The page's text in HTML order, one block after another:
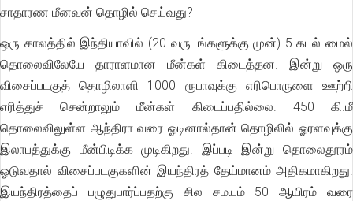
சாதாரண மீனவன் தொழில் செய்வது?
ஒரு காலத்தில் இந்தியாவில் (20 வருடங்களுக்கு முன்) 5 கடல் மைல்
தொலைவிலேயே தாராளமான மீன்கள் கிடைத்தன. இன்று ஒரு
விசைப்படகுத் தொழிலாளி 1000 ரூபாவுக்கு எரிபொருளை ஊற்றி
எரித்துச் சென்றாலும் மீன்கள் கிடைப்பதில்லை. 450 கி.மீ
தொலைவிலுள்ள ஆந்திரா வரை ஓடினால்தான் தொழிலில் ஓரளவுக்கு
இலாபத்துக்கு மீன்பிடிக்க முடிகிறது. இப்படி இன்று தொலைதூரம்
ஓடுவதால் விசைப்படகுகளின் இயந்திரத் தேய்மானம் அதிகமாகிறது.
இயந்திரத்தைப் பழுதுபார்ப்பதற்கு சில சமயம் 50 ஆயிரம் வரை